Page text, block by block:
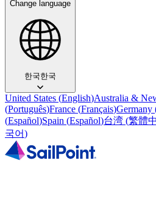
Change language
한국한국
United States (English)Australia &
(Português)France (Français)Germany
(Español)Spain (Español)台湾 (繁體
국어)